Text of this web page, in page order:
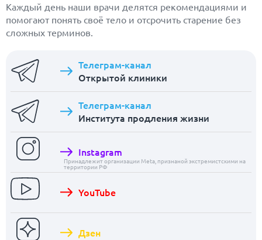
Каждый день наши врачи делятся рекомендациями и
помогают понять своё тело и отсрочить старение без
сложных терминов.
Телеграм-канал
Открытой клиники
Телеграм-канал
Института продления жизни
Instagram
Принадлежит организации Meta, признаной экстремистскими на
территории РФ
YouTube
Дзен